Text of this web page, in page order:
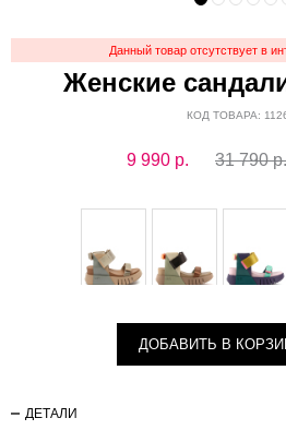
Данный товар отсутствует в
Женские
КОД ТОВАРА:
9 990 р. 31 790 р.
ДОБАВИТЬ В
ДЕТАЛИ